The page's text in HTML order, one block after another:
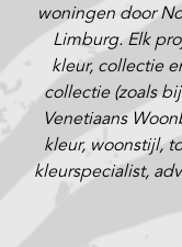
woningen door
Limburg. Elk
kleur, collectie
collectie (zoals
Venetiaans
kleur, woonstijl,
kleurspecialist,